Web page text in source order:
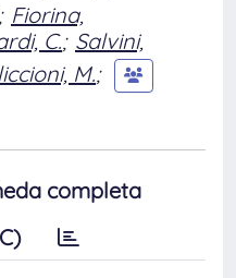
; Fiorina,
C.; Salvini,
M.;
completa